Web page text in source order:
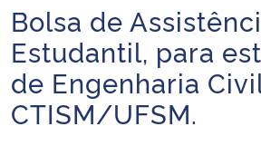
Ministério da Infraestrutura
Ministério da Agricultura, Pecuária e
Ministério da Educação
Início do conteúdo
Bolsa de
Estudantil, para
de Engenharia
CTISM/UFSM.